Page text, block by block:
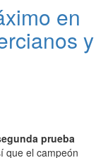
en
y
prueba
que el campeón